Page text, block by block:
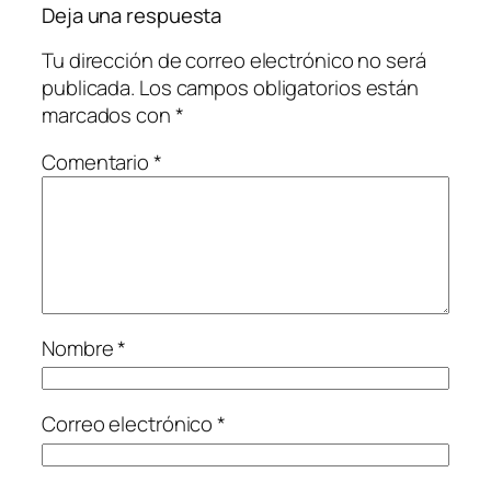
Deja una respuesta
Tu dirección de correo electrónico no será
publicada. Los campos obligatorios están
marcados con*
Comentario*
Nombre*
Correo electrónico*